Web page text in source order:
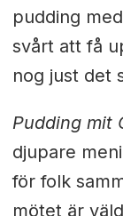
pudding
svårt att få
nog just det
Pudding mit
djupare
för folk
mötet är